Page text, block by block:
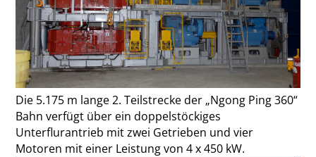
Die 5.175 m lange 2. Teilstrecke der „Ngong Ping 360“
Bahn verfügt über ein doppelstöckiges
Unterflurantrieb mit zwei Getrieben und vier
Motoren mit einer Leistung von 4 x 450 kW.